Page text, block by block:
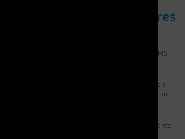
du contrôle des inventaires
erreurs
automatique aux systèmes de gestion (WMS,
et une précision accrues.
de réception et de sortie est optimisé selon
du magasin ou de l’entrepôt de façon
des stocks produits, de leurs emplacements